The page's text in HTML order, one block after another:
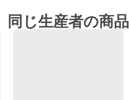
同じ生産者の商品